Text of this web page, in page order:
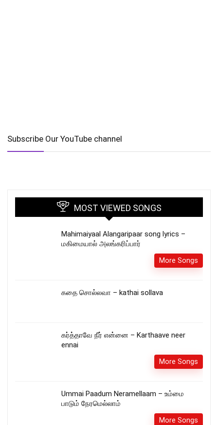
Subscribe Our YouTube channel
MOST VIEWED SONGS
Mahimaiyaal Alangaripaar song lyrics –
மகிமையால் அலங்கரிப்பார்
More Songs
கதை சொல்லவா – kathai sollava
கர்த்தாவே நீர் என்னை – Karthaave neer
ennai
More Songs
Ummai Paadum Neramellaam – உம்மை
பாடும் நேரமெல்லாம்
More Songs